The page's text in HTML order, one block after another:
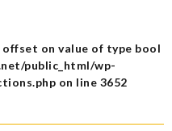
offset on value of type bool
public_html/wp-
on line 3652